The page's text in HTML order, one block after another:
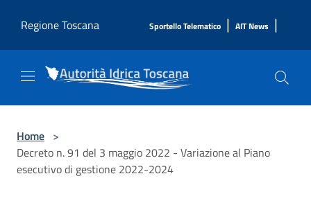
Regione Toscana
Sportello Telematico | AIT News |
Home >
Decreto n. 91 del 3 maggio 2022 - Variazione al Piano
esecutivo di gestione 2022-2024